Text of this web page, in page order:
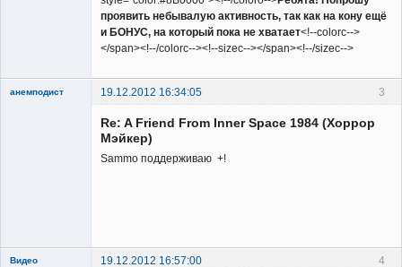
проявить небывалую активность, так как на кону ещё
и БОНУС, на который пока не хватает<!--colorc-->
</span><!--/colorc--><!--sizec--></span><!--/sizec-->
3
анемподист
19.12.2012 16:34:05
Re: A Friend From Inner Space 1984 (Хоррор
Мэйкер)
Sammo поддерживаю +!
4
Видео 19.12.2012 16:57:00